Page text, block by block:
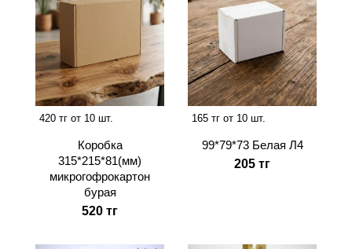
420 тг от 10 шт.
Коробка
315*215*81(мм)
микрогофрокартон
бурая
520 тг
165 тг от 10 шт.
99*79*73 Белая Л4
205 тг